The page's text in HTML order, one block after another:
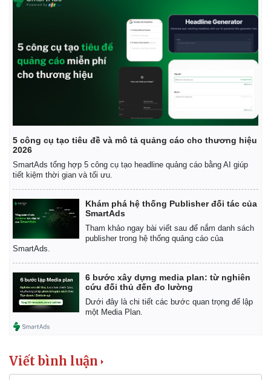
Pháp luật
Vụ án
Tư vấn luật
Quân sự - Quốc phòng
Phân tích
5 công cụ tạo tiêu đề và mô tả quảng cáo cho thương hiệu
2026
SmartAds tổng hợp 5 công cụ tạo headline quảng cáo bằng AI giúp
tiết kiệm thời gian và tối ưu.
Khám phá hệ thống Publisher đối tác của
SmartAds
Tham khảo ngay bài viết sau để nắm danh sách
publisher trong hệ thống quảng cáo của
SmartAds.
6 bước xây dựng media plan: từ nghiên
cứu đối thủ đến đo lường
Dưới đây là chi tiết các bước quan trọng để lập
một Media Plan.
Viết bình luận